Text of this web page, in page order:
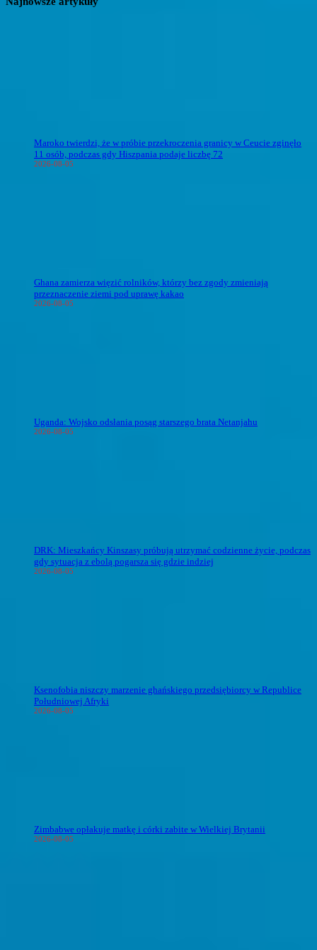
Maroko twierdzi, że w próbie przekroczenia granicy w Ceucie zginęło
11 osób, podczas gdy Hiszpania podaje liczbę 72
2026-08-05
Ghana zamierza więzić rolników, którzy bez zgody zmieniają
przeznaczenie ziemi pod uprawę kakao
2026-08-05
Uganda: Wojsko odsłania posąg starszego brata Netanjahu
2026-08-05
DRK: Mieszkańcy Kinszasy próbują utrzymać codzienne życie, podczas
gdy sytuacja z ebolą pogarsza się gdzie indziej
2026-08-05
Ksenofobia niszczy marzenie ghańskiego przedsiębiorcy w Republice
Południowej Afryki
2026-08-05
Zimbabwe opłakuje matkę i córki zabite w Wielkiej Brytanii
2026-08-05